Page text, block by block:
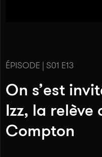
ÉPISODE | S01 E13
On s’est
Izz, la relève
Compton